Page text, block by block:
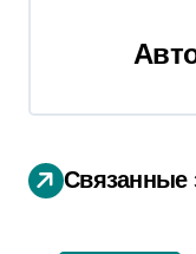
я
п Связанные